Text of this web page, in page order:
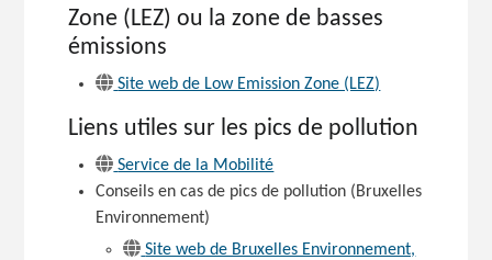
Zone (LEZ) ou la zone de basses
émissions
Site web de Low Emission Zone (LEZ)
Liens utiles sur les pics de pollution
Service de la Mobilité
Conseils en cas de pics de pollution (Bruxelles
Environnement)
Site web de Bruxelles Environnement,